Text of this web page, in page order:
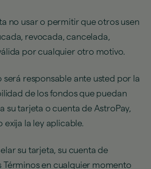
no usar o permitir que otros usen
revocada, cancelada,
por cualquier otro motivo.
será responsable ante usted por la
de los fondos que puedan
su tarjeta o cuenta de AstroPay,
exija la ley aplicable.
su tarjeta, su cuenta de
Términos en cualquier momento